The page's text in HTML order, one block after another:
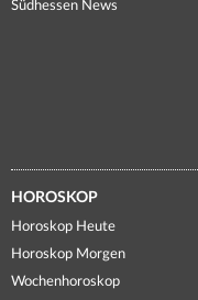
Südhessen News
HOROSKOP
Horoskop Heute
Horoskop Morgen
Wochenhoroskop